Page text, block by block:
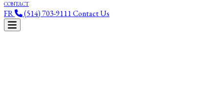
CONTACT
FR (514) 703-9111Contact Us